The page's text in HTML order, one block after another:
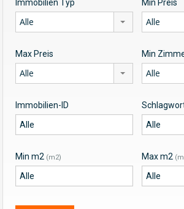
Immobilien Typ
Alle
Min Preis
Alle
Max Preis
Alle
Min
Alle
Immobilien-ID
Min m2 (m2) Max m2